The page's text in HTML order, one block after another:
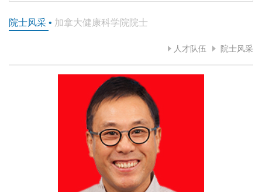
院士风采 • 加拿大健康科学院院士
人才队伍 院士风采